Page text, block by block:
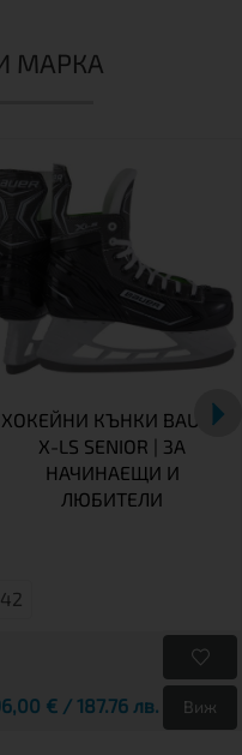
МАРКА
ХОКЕЙНИ КЪНКИ BAUER
X-LS SENIOR | ЗА
НАЧИНАЕЩИ И
ЛЮБИТЕЛИ
42
€ / 187.76 лв. Виж